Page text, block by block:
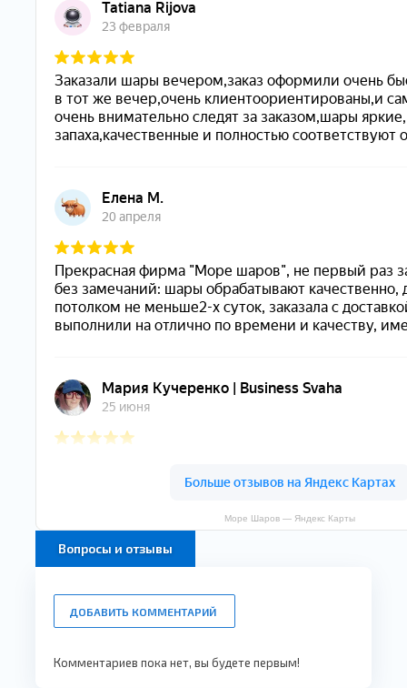
Море Шаров — Яндекс Карты
Вопросы и отзывы
ДОБАВИТЬ КОММЕНТАРИЙ
Комментариев пока нет, вы будете первым!